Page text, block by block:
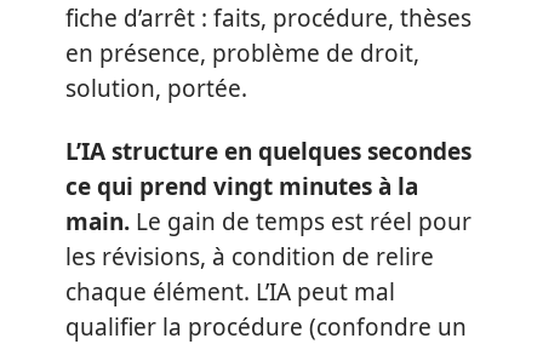
fiche d’arrêt : faits, procédure, thèses
en présence, problème de droit,
solution, portée.
L’IA structure en quelques secondes
ce qui prend vingt minutes à la
main. Le gain de temps est réel pour
les révisions, à condition de relire
chaque élément. L’IA peut mal
qualifier la procédure (confondre un